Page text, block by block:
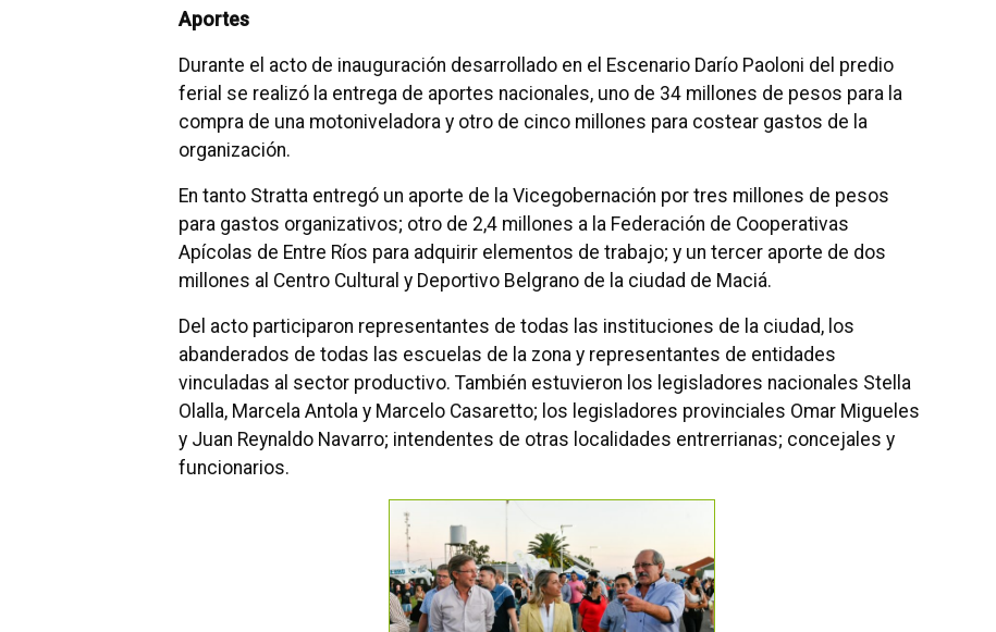
Aportes
Durante el acto de inauguración desarrollado en el Escenario Darío Paoloni del predio
ferial se realizó la entrega de aportes nacionales, uno de 34 millones de pesos para la
compra de una motoniveladora y otro de cinco millones para costear gastos de la
organización.
En tanto Stratta entregó un aporte de la Vicegobernación por tres millones de pesos
para gastos organizativos; otro de 2,4 millones a la Federación de Cooperativas
Apícolas de Entre Ríos para adquirir elementos de trabajo; y un tercer aporte de dos
millones al Centro Cultural y Deportivo Belgrano de la ciudad de Maciá.
Del acto participaron representantes de todas las instituciones de la ciudad, los
abanderados de todas las escuelas de la zona y representantes de entidades
vinculadas al sector productivo. También estuvieron los legisladores nacionales Stella
Olalla, Marcela Antola y Marcelo Casaretto; los legisladores provinciales Omar Migueles
y Juan Reynaldo Navarro; intendentes de otras localidades entrerrianas; concejales y
funcionarios.